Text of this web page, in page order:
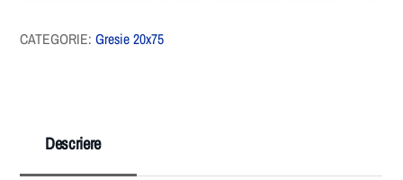
CATEGORIE:Gresie 20x75
Descriere